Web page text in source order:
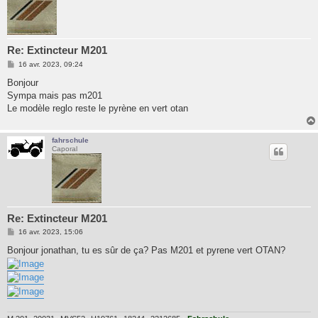
Re: Extincteur M201
M
s
a
g
16 avr. 2023, 09:24
Bonjour
Sympa mais pas m201
Le modèle reglo reste le pyrène en vert otan
fahrschule
Caporal
Re: Extincteur M201
M
s
s
a
g
e
16 avr. 2023, 15:06
Bonjour jonathan, tu es sûr de ça? Pas M201 et pyrene vert OTAN?